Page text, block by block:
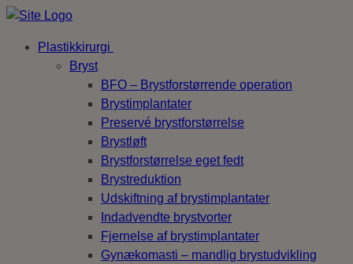
Plastikkirurgi
Bryst
BFO – Brystforstørrende operation
Brystimplantater
Preservé brystforstørrelse
Brystløft
Brystforstørrelse eget fedt
Brystreduktion
Udskiftning af brystimplantater
Indadvendte brystvorter
Fjernelse af brystimplantater
Gynækomasti – mandlig brystudvikling